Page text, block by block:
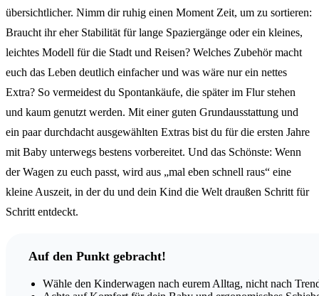
übersichtlicher. Nimm dir ruhig einen Moment Zeit, um zu sortieren:
Braucht ihr eher Stabilität für lange Spaziergänge oder ein kleines,
leichtes Modell für die Stadt und Reisen? Welches Zubehör macht
euch das Leben deutlich einfacher und was wäre nur ein nettes
Extra? So vermeidest du Spontankäufe, die später im Flur stehen
und kaum genutzt werden. Mit einer guten Grundausstattung und
ein paar durchdacht ausgewählten Extras bist du für die ersten Jahre
mit Baby unterwegs bestens vorbereitet. Und das Schönste: Wenn
der Wagen zu euch passt, wird aus „mal eben schnell raus“ eine
kleine Auszeit, in der du und dein Kind die Welt draußen Schritt für
Schritt entdeckt.
Auf den Punkt gebracht!
Wähle den Kinderwagen nach eurem Alltag, nicht nach